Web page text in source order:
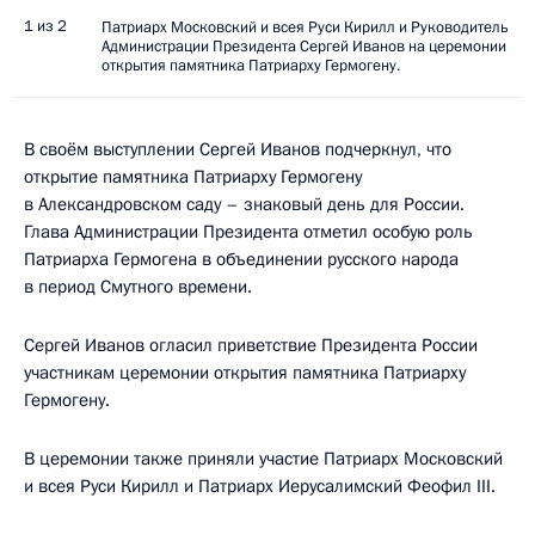
1 из 2
Патриарх Московский и всея Руси Кирилл и Руководитель
Администрации Президента Сергей Иванов на церемонии
открытия памятника Патриарху Гермогену.
В своём выступлении Сергей Иванов подчеркнул, что
открытие памятника Патриарху Гермогену
в Александровском саду – знаковый день для России.
Глава Администрации Президента отметил особую роль
Патриарха Гермогена в объединении русского народа
в период Смутного времени.
Сергей Иванов огласил приветствие Президента России
участникам церемонии открытия памятника Патриарху
Гермогену.
В церемонии также приняли участие Патриарх Московский
и всея Руси Кирилл и Патриарх Иерусалимский Феофил III.